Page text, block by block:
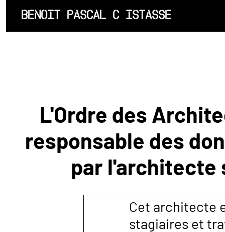
ACCUEIL
LISTE DES
ANNEXE 4 CODT
CONTACTER
BENOIT PASCAL C ISTASSE
L'Ordre des
responsable des
par l'architecte
Cet architecte
stagiaires et